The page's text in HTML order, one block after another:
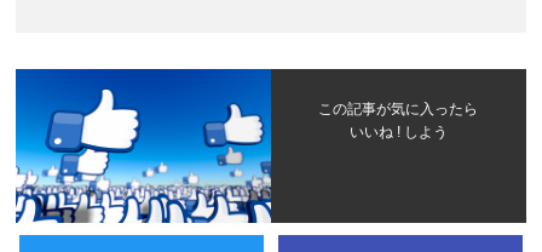
この記事が気に入ったら
いいね ! しよう